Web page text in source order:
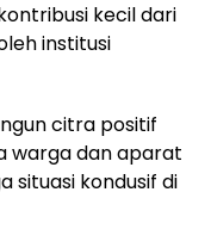
kecil dari
institusi
citra positif
warga dan aparat
situasi kondusif di